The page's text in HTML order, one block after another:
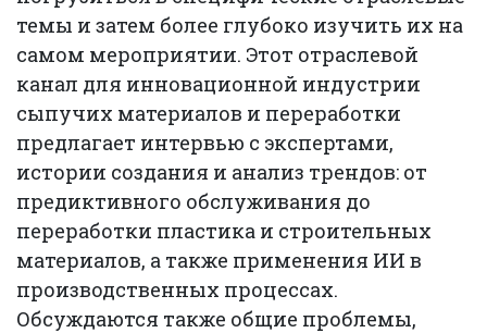
темы и затем более глубоко изучить их на
самом мероприятии. Этот отраслевой
канал для инновационной индустрии
сыпучих материалов и переработки
предлагает интервью с экспертами,
истории создания и анализ трендов: от
предиктивного обслуживания до
переработки пластика и строительных
материалов, а также применения ИИ в
производственных процессах.
Обсуждаются также общие проблемы,